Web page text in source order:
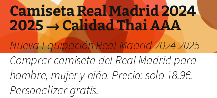
Camiseta Real Madrid 2024
2025 → Calidad Thai AAA
Nueva Equipación Real Madrid 2024 2025 –
Comprar camiseta del Real Madrid para
hombre, mujer y niño. Precio: solo 18.9€.
Personalizar gratis.